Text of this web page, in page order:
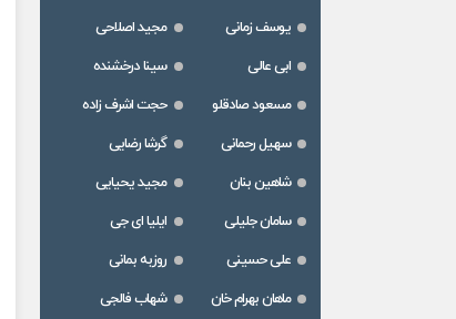
یوسف زمانی
مجید اصلاحی
ابی عالی
سینا درخشنده
مسعود صادقلو
حجت اشرف زاده
سهیل رحمانی
گرشا رضایی
شاهین بنان
مجید یحیایی
سامان جلیلی
ایلیا ای جی
علی حسینی
روزبه بمانی
ماهان بهرام خان
شهاب فالجی